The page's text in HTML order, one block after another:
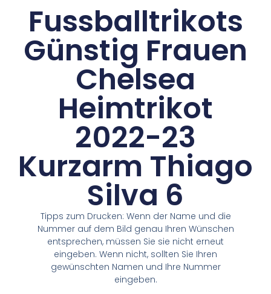
Fussballtrikots
Günstig Frauen
Chelsea
Heimtrikot
2022-23
Kurzarm Thiago
Silva 6
Tipps zum Drucken: Wenn der Name und die
Nummer auf dem Bild genau Ihren Wünschen
entsprechen, müssen Sie sie nicht erneut
eingeben. Wenn nicht, sollten Sie Ihren
gewünschten Namen und Ihre Nummer
eingeben.